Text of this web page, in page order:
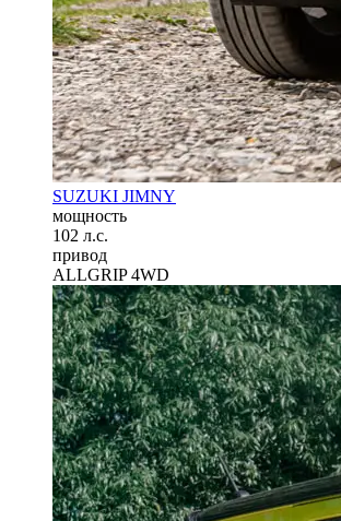
SUZUKI JIMNY
мощность
102 л.с.
привод
ALLGRIP 4WD